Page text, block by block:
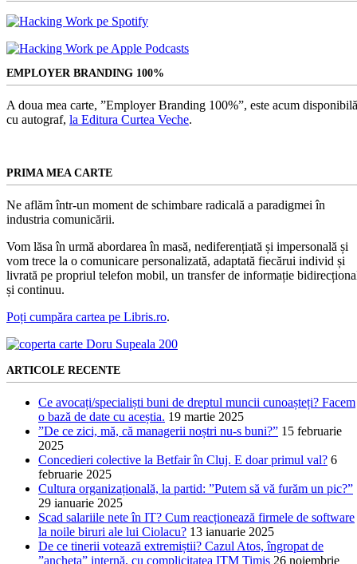
EMPLOYER BRANDING 100%
A doua mea carte, ”Employer Branding 100%”, este acum
cu autograf, la Editura Curtea Veche.
PRIMA MEA CARTE
Ne aflăm într-un moment de schimbare radicală a paradigmei în
industria comunicării.
Vom lăsa în urmă abordarea în masă, nediferențiată și impersonală și
vom trece la o comunicare personalizată, adaptată fiecărui individ și
livrată pe propriul telefon mobil, un transfer de informație
și continuu.
Poți cumpăra cartea pe Libris.ro.
ARTICOLE RECENTE
Ce avocați/specialiști buni de dreptul muncii cunoașteți? Facem
o bază de date cu aceștia. 19 martie 2025
”De ce zici, mă, că managerii noștri nu-s buni?” 15 februarie
2025
Concedieri colective la Betfair în Cluj. E doar primul val? 6
februarie 2025
Cultura organizațională, la partid: ”Putem să vă furăm un pic?”
29 ianuarie 2025
Scad salariile nete în IT? Cum reacționează firmele de software
la noile biruri ale lui Ciolacu? 13 ianuarie 2025
De ce tinerii votează extremiștii? Cazul Atos, îngropat de
”ancheta” internă, cu complicitatea ITM Timiș 26 noiembrie